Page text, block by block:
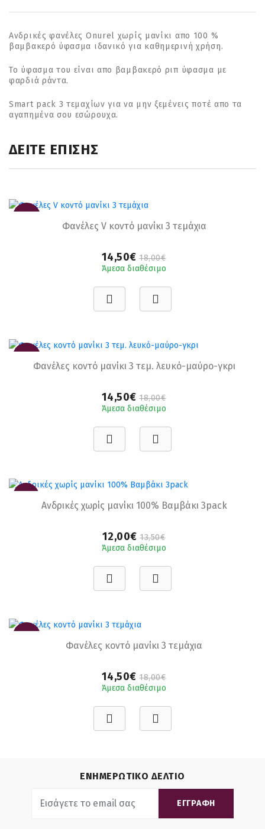
Ανδρικές φανέλες Onurel χωρίς μανίκι απο 100 %
βαμβακερό ύφασμα ιδανικό για καθημερινή χρήση.
Το ύφασμα του είναι απο βαμβακερό ριπ ύφασμα με
φαρδιά ράντα.
Smart pack 3 τεμαχίων για να μην ξεμένεις ποτέ απο τα
αγαπημένα σου εσώρουχα.
ΔΕΙΤΕ ΕΠΙΣΗΣ
Φανέλες V κοντό μανίκι 3 τεμάχια
14,50€18,00€
Άμεσα διαθέσιμο
Φανέλες κοντό μανίκι 3 τεμ. λευκό-μαύρο-γκρι
14,50€18,00€
Άμεσα διαθέσιμο
Ανδρικές χωρίς μανίκι 100% Βαμβάκι 3pack
12,00€13,50€
Άμεσα διαθέσιμο
Φανέλες κοντό μανίκι 3 τεμάχια
14,50€18,00€
Άμεσα διαθέσιμο
ΕΝΗΜΕΡΩΤΙΚΟ ΔΕΛΤΙΟ
ΕΓΓΡΑΦΗ